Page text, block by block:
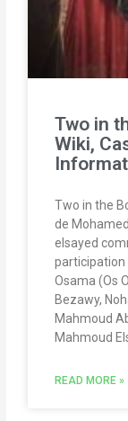
Two in
Wiki,
Two in the
de
elsayed
participation
Osama (Os
Bezawy,
Mahmoud
Mahmoud
READ MORE »